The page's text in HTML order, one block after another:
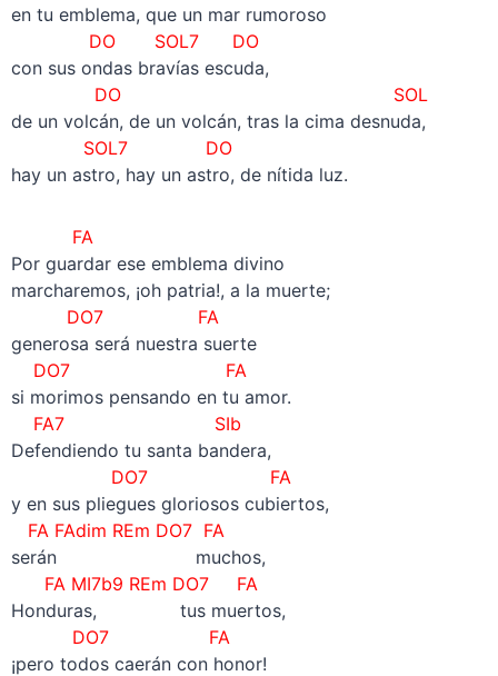
en tu emblema, que un mar rumoroso
DO SOL7 DO
con sus ondas bravías escuda,
DO SOL
de un volcán, de un volcán, tras la cima desnuda,
SOL7 DO
hay un astro, hay un astro, de nítida luz.
FA
Por guardar ese emblema divino
marcharemos, ¡oh patria!, a la muerte;
DO7 FA
generosa será nuestra suerte
DO7 FA
si morimos pensando en tu amor.
FA7 SIb
Defendiendo tu santa bandera,
DO7 FA
y en sus pliegues gloriosos cubiertos,
FA FAdim REm DO7 FA
serán muchos,
FA MI7b9 REm DO7 FA
Honduras, tus muertos,
DO7 FA
¡pero todos caerán con honor!